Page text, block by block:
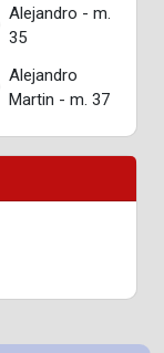
Alejandro - m.
35
Alejandro
Martin - m. 37